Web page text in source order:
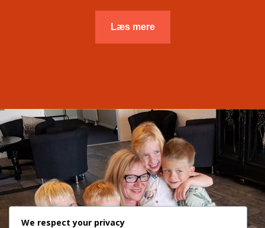
Læs mere
We respect your privacy